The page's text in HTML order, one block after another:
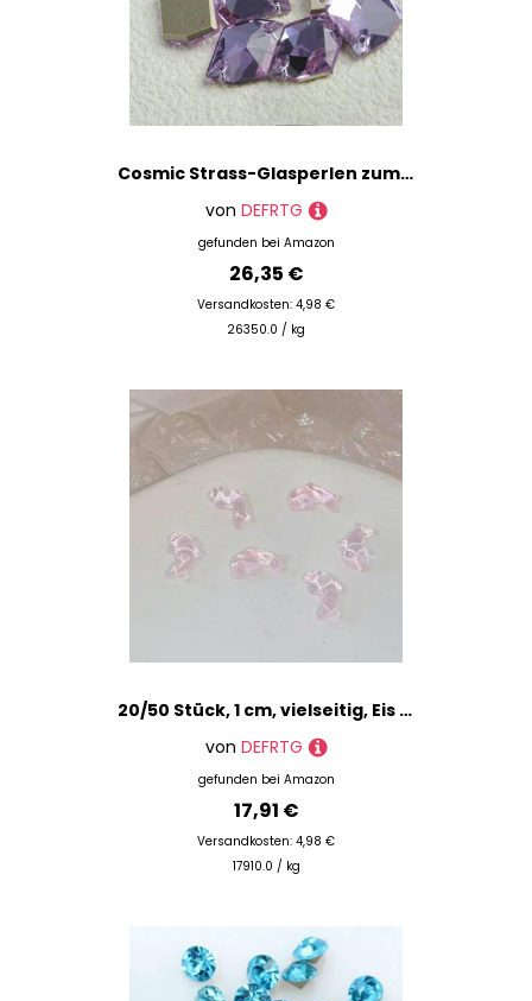
Cosmic Strass-Glasperlen zum Aufnähen, Kristalldekoration, Applikationen zum Besticken von Kleidungsstücken, Neu-Hellviolett-13 x 17 mm, 20 Stück
von DEFRTG
gefunden bei Amazon
26,35 €
Versandkosten: 4,98 €
26350.0 / kg
20/50 Stück, 1 cm, vielseitig, Eis durch Sternenhimmel, Mokka-Delfin, 3D-Harz, Nageldekoration, Nagel-Strasssteine, Nagel-Charms, Pink, 50 Stück
von DEFRTG
gefunden bei Amazon
17,91 €
Versandkosten: 4,98 €
17910.0 / kg